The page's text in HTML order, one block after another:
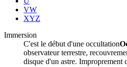
VW
XYZ
Immersion
C'est le début d'une occultation
observateur terrestre,
disque d'un astre. Improprement